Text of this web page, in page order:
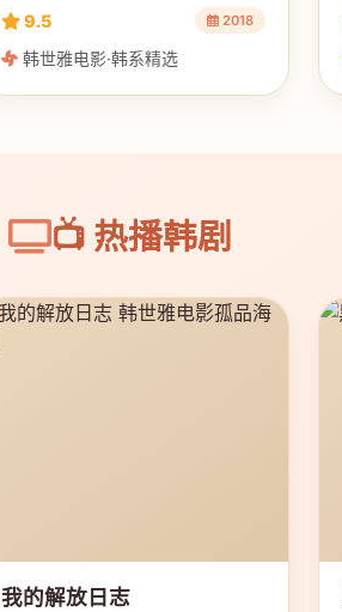
9.5 2018
韩世雅电影·韩系精选
📺 热播韩剧
我的解放日志